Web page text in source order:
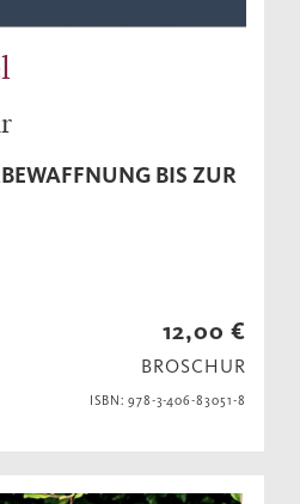
BIS ZUR
12,00 €
BROSCHUR
ISBN: 978-3-406-83051-8